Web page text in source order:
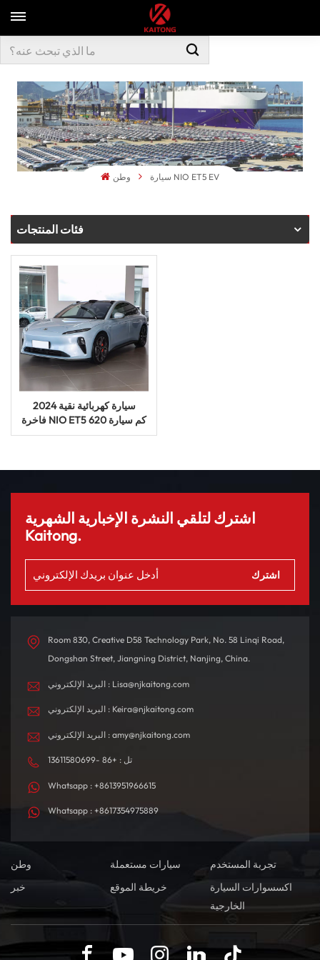
وطن سيارة NIO ET5 EV
فئات المنتجات
2024 سيارة كهربائية نقية
فاخرة NIO ET5 620 كم سيارة
طاقة جديدة سيارة UV
اشترك لتلقي النشرة الإخبارية الشهرية
Kaitong.
Room 830, Creative D58 Technology Park, No. 58 Linqi Road,
Dongshan Street, Jiangning District, Nanjing, China.
البريد الإلكتروني : Lisa@njkaitong.com
البريد الإلكتروني : Keira@njkaitong.com
البريد الإلكتروني : amy@njkaitong.com
تل : +86 -13611580699
Whatsapp : +8613951966615
Whatsapp : +8617354975889
وطن سيارات مستعملة
تجربة المستخدم
خبر
خريطة الموقع
اكسسوارات السيارة
الخارجية